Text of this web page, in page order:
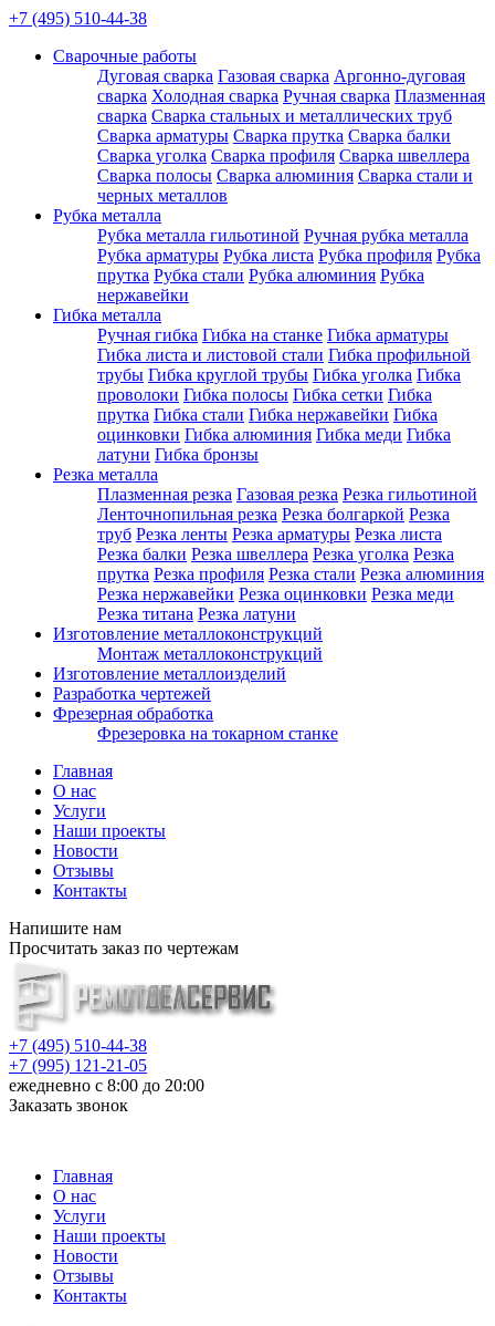
+7 (495) 510-44-38
Сварочные работы
Дуговая сварка Газовая сварка Аргонно-дуговая
сварка Холодная сварка Ручная сварка Плазменная
сварка Сварка стальных и металлических труб
Сварка арматуры Сварка прутка Сварка балки
Сварка уголка Сварка профиля Сварка швеллера
Сварка полосы Сварка алюминия Сварка стали и
черных металлов
Рубка металла
Рубка металла гильотиной Ручная рубка металла
Рубка арматуры Рубка листа Рубка профиля Рубка
прутка Рубка стали Рубка алюминия Рубка
нержавейки
Гибка металла
Ручная гибка Гибка на станке Гибка арматуры
Гибка листа и листовой стали Гибка профильной
трубы Гибка круглой трубы Гибка уголка Гибка
проволоки Гибка полосы Гибка сетки Гибка
прутка Гибка стали Гибка нержавейки Гибка
оцинковки Гибка алюминия Гибка меди Гибка
латуни Гибка бронзы
Резка металла
Плазменная резка Газовая резка Резка гильотиной
Ленточнопильная резка Резка болгаркой Резка
труб Резка ленты Резка арматуры Резка листа
Резка балки Резка швеллера Резка уголка Резка
прутка Резка профиля Резка стали Резка алюминия
Резка нержавейки Резка оцинковки Резка меди
Резка титана Резка латуни
Изготовление металлоконструкций
Монтаж металлоконструкций
Изготовление металлоизделий
Разработка чертежей
Фрезерная обработка
Фрезеровка на токарном станке
Главная
О нас
Услуги
Наши проекты
Новости
Отзывы
Контакты
Напишите нам
Просчитать заказ по чертежам
+7 (495) 510-44-38
+7 (995) 121-21-05
ежедневно с 8:00 до 20:00
Заказать звонок
Главная
О нас
Услуги
Наши проекты
Новости
Отзывы
Контакты